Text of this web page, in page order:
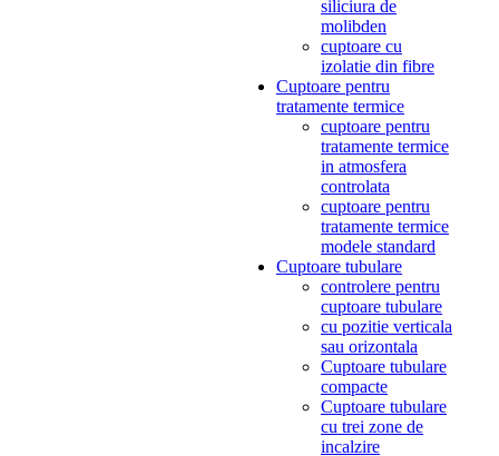
siliciura de
molibden
cuptoare cu
izolatie din fibre
Cuptoare pentru
tratamente termice
cuptoare pentru
tratamente termice
in atmosfera
controlata
cuptoare pentru
tratamente termice
modele standard
Cuptoare tubulare
controlere pentru
cuptoare tubulare
cu pozitie verticala
sau orizontala
Cuptoare tubulare
compacte
Cuptoare tubulare
cu trei zone de
incalzire